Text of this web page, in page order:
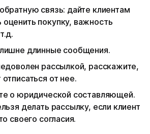
связь: дайте клиентам
покупку, важность
длинные сообщения.
рассылкой, расскажите,
от нее.
о юридической составляющей.
делать рассылку, если клиент
своего согласия.